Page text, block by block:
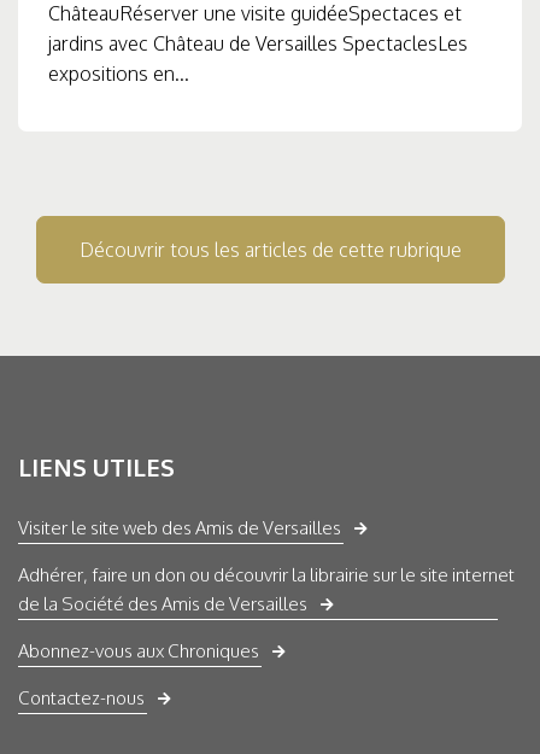
ChâteauRéserver une visite guidéeSpectaces et
jardins avec Château de Versailles SpectaclesLes
expositions en...
Découvrir tous les articles de cette rubrique
LIENS UTILES
Visiter le site web des Amis de Versailles
Adhérer, faire un don ou découvrir la librairie sur le site internet
de la Société des Amis de Versailles
Abonnez-vous aux Chroniques
Contactez-nous